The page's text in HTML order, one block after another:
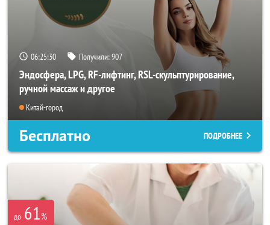
06:25:26 Получили:907
Эндосфера, LPG, RF-лифтинг, RSL-скульптурирование,
ручной массаж и другое
Китай-город
Бесплатно ПОДРОБНЕЕ
до 61%